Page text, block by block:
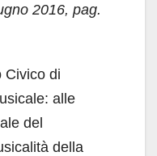
2016, pag.
Civico di
alle
del
della